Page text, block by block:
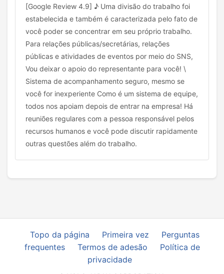
[Google Review 4.9] ♪ Uma divisão do trabalho foi
estabelecida e também é caracterizada pelo fato de
você poder se concentrar em seu próprio trabalho.
Para relações públicas/secretárias, relações
públicas e atividades de eventos por meio do SNS,
Vou deixar o apoio do representante para você! \
Sistema de acompanhamento seguro, mesmo se
você for inexperiente Como é um sistema de equipe,
todos nos apoiam depois de entrar na empresa! Há
reuniões regulares com a pessoa responsável pelos
recursos humanos e você pode discutir rapidamente
outras questões além do trabalho.
Topo da página Primeira vez
Perguntas
frequentes
Termos de adesão
Política de
privacidade